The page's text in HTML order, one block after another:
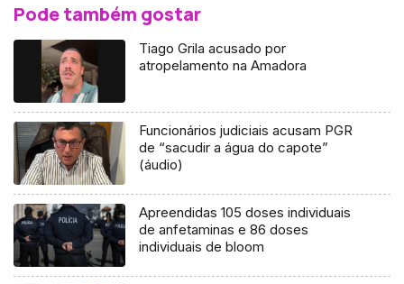
Pode também gostar
Tiago Grila acusado por
atropelamento na Amadora
Funcionários judiciais acusam PGR
de “sacudir a água do capote”
(áudio)
Apreendidas 105 doses individuais
de anfetaminas e 86 doses
individuais de bloom